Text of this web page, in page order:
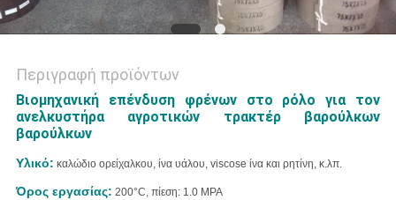
Περιγραφή προϊόντων
Βιομηχανική επένδυση φρένων στο ρόλο για τον
ανελκυστήρα αγροτικών τρακτέρ βαρούλκων
βαρούλκων
Υλικό: καλώδιο ορείχαλκου, ίνα υάλου, viscose ίνα και ρητίνη, κ.λπ.
Όρος εργασίας: 200°C, πίεση: 1.0 MPA